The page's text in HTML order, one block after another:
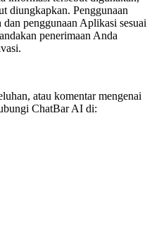
diungkapkan. Penggunaan
penggunaan Aplikasi sesuai
penerimaan Anda
atau komentar mengenai
ChatBar AI di: